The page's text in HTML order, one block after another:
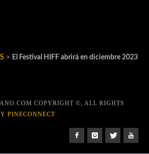
> El Festival HIFF abrirá en diciembre 2023
COPYRIGHT ©, ALL RIGHTS
PINECONNECT